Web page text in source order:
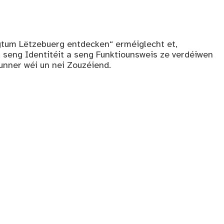
Lëtzebuerg entdecken“ erméiglecht et,
seng Identitéit a seng Funktiounsweis ze verdéiwen
wéi un nei Zouzéiend.